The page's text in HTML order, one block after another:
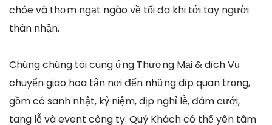
chóe và thơm ngạt ngào về tối đa khi tới tay người
thân nhận.
Chúng chúng tôi cung ứng Thương Mại & dịch Vụ
chuyển giao hoa tận nơi đến những dịp quan trọng,
gồm có sanh nhật, kỷ niệm, dịp nghỉ lễ, đám cưới,
tang lễ và event công ty. Quý Khách có thể yên tâm